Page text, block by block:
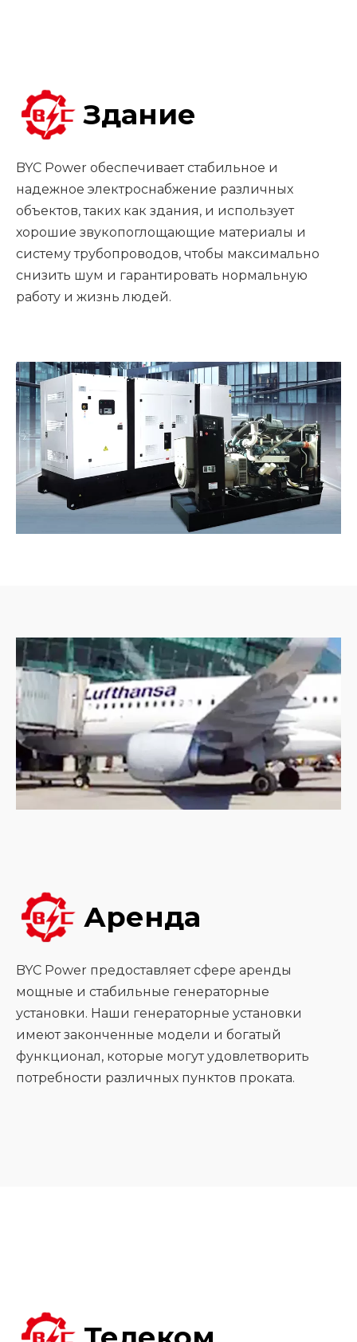
Здание
BYC Power обеспечивает стабильное и
надежное электроснабжение различных
объектов, таких как здания, и использует
хорошие звукопоглощающие материалы и
систему трубопроводов, чтобы максимально
снизить шум и гарантировать нормальную
работу и жизнь людей.
Аренда
BYC Power предоставляет сфере аренды
мощные и стабильные генераторные
установки. Наши генераторные установки
имеют законченные модели и богатый
функционал, которые могут удовлетворить
потребности различных пунктов проката.